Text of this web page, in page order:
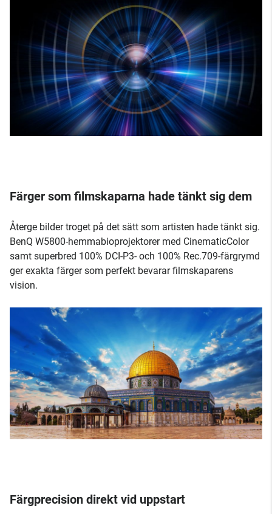
Färger som filmskaparna hade tänkt sig dem
Återge bilder troget på det sätt som artisten hade tänkt sig.
BenQ W5800-hemmabioprojektorer med CinematicColor
samt superbred 100% DCI-P3- och 100% Rec.709-färgrymd
ger exakta färger som perfekt bevarar filmskaparens
vision.
Färgprecision direkt vid uppstart